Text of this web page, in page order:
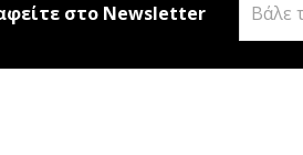
στο Newsletter